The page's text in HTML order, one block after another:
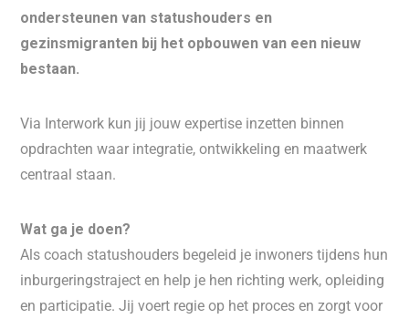
ondersteunen van statushouders en
gezinsmigranten bij het opbouwen van een nieuw
bestaan.
Via Interwork kun jij jouw expertise inzetten binnen
opdrachten waar integratie, ontwikkeling en maatwerk
centraal staan.
Wat ga je doen?
Als coach statushouders begeleid je inwoners tijdens hun
inburgeringstraject en help je hen richting werk, opleiding
en participatie. Jij voert regie op het proces en zorgt voor